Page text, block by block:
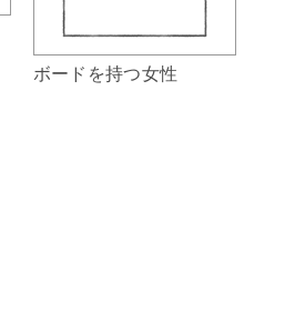
ボードを持つ女性